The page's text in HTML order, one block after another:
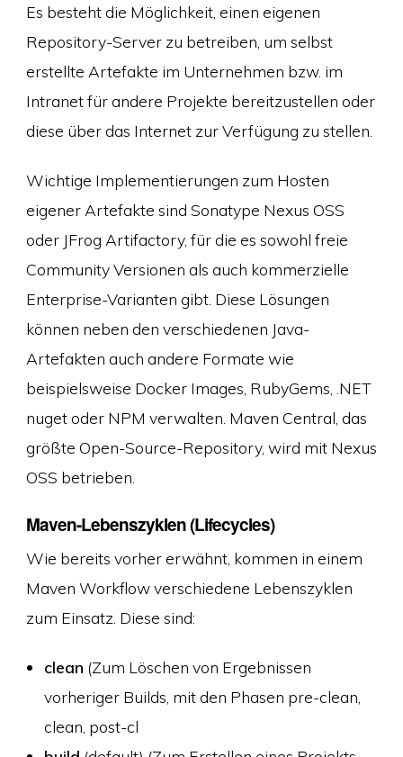
Es besteht die Möglichkeit, einen eigenen
Repository-Server zu betreiben, um selbst
erstellte Artefakte im Unternehmen bzw. im
Intranet für andere Projekte bereitzustellen oder
diese über das Internet zur Verfügung zu stellen.
Wichtige Implementierungen zum Hosten
eigener Artefakte sind Sonatype Nexus OSS
oder JFrog Artifactory, für die es sowohl freie
Community Versionen als auch kommerzielle
Enterprise-Varianten gibt. Diese Lösungen
können neben den verschiedenen Java-
Artefakten auch andere Formate wie
beispielsweise Docker Images, RubyGems, .NET
nuget oder NPM verwalten. Maven Central, das
größte Open-Source-Repository, wird mit Nexus
OSS betrieben.
Maven-Lebenszyklen (Lifecycles)
Wie bereits vorher erwähnt, kommen in einem
Maven Workflow verschiedene Lebenszyklen
zum Einsatz. Diese sind:
clean (Zum Löschen von Ergebnissen
vorheriger Builds, mit den Phasen pre-clean,
clean, post-cl